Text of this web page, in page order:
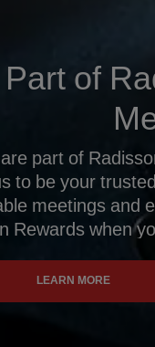
Part of
part of
to be your
meetings and
Rewards when
LEARN MORE